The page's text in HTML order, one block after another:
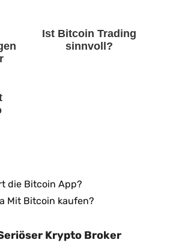
Ist Bitcoin Trading
sinnvoll?
die Bitcoin App?
Mit Bitcoin kaufen?
Krypto Broker